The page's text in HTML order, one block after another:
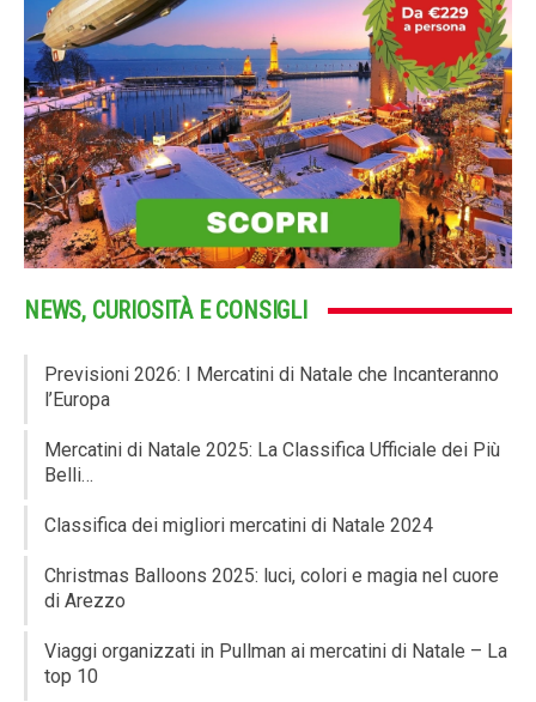
NEWS, CURIOSITÀ E CONSIGLI
Previsioni 2026: I Mercatini di Natale che Incanteranno
l’Europa
Mercatini di Natale 2025: La Classifica Ufficiale dei Più
Belli…
Classifica dei migliori mercatini di Natale 2024
Christmas Balloons 2025: luci, colori e magia nel cuore
di Arezzo
Viaggi organizzati in Pullman ai mercatini di Natale – La
top 10